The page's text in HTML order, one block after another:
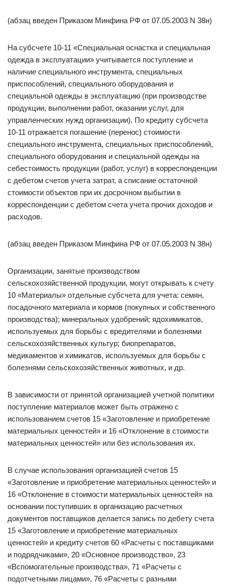
(абзац введен Приказом Минфина РФ от 07.05.2003 N 38н)
На субсчете 10-11 «Специальная оснастка и специальная
одежда в эксплуатации» учитывается поступление и
наличие специального инструмента, специальных
приспособлений, специального оборудования и
специальной одежды в эксплуатацию (при производстве
продукции, выполнении работ, оказании услуг, для
управленческих нужд организации). По кредиту субсчета
10-11 отражается погашение (перенос) стоимости
специального инструмента, специальных приспособлений,
специального оборудования и специальной одежды на
себестоимость продукции (работ, услуг) в корреспонденции
с дебетом счетов учета затрат, а списание остаточной
стоимости объектов при их досрочном выбытии в
корреспонденции с дебетом счета учета прочих доходов и
расходов.
(абзац введен Приказом Минфина РФ от 07.05.2003 N 38н)
Организации, занятые производством
сельскохозяйственной продукции, могут открывать к счету
10 «Материалы» отдельные субсчета для учета: семян,
посадочного материала и кормов (покупных и собственного
производства); минеральных удобрений; ядохимикатов,
используемых для борьбы с вредителями и болезнями
сельскохозяйственных культур; биопрепаратов,
медикаментов и химикатов, используемых для борьбы с
болезнями сельскохозяйственных животных, и др.
В зависимости от принятой организацией учетной политики
поступление материалов может быть отражено с
использованием счетов 15 «Заготовление и приобретение
материальных ценностей» и 16 «Отклонение в стоимости
материальных ценностей» или без использования их.
В случае использования организацией счетов 15
«Заготовление и приобретение материальных ценностей» и
16 «Отклонение в стоимости материальных ценностей» на
основании поступивших в организацию расчетных
документов поставщиков делается запись по дебету счета
15 «Заготовление и приобретение материальных
ценностей» и кредиту счетов 60 «Расчеты с поставщиками
и подрядчиками», 20 «Основное производство», 23
«Вспомогательные производства», 71 «Расчеты с
подотчетными лицами», 76 «Расчеты с разными